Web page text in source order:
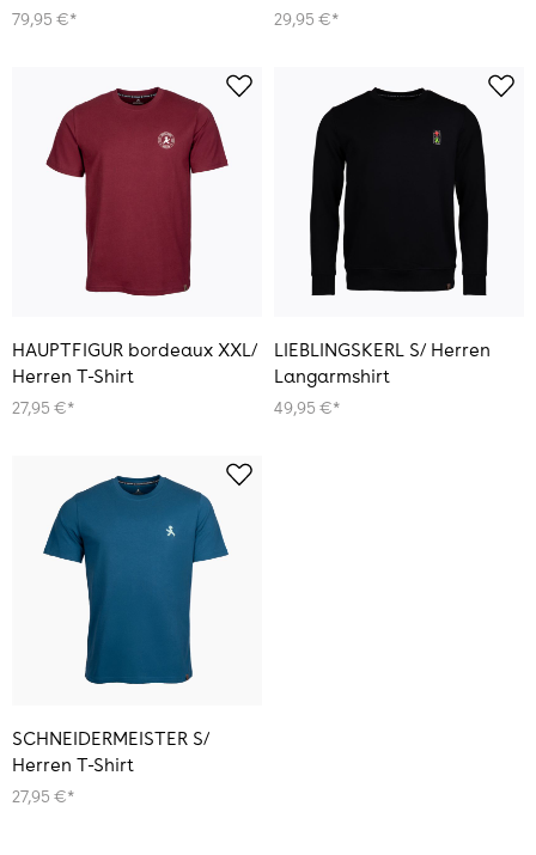
79,95 €* 29,95 €*
HAUPTFIGUR bordeaux XXL/
Herren T-Shirt
27,95 €*
LIEBLINGSKERL S/ Herren
Langarmshirt
49,95 €*
SCHNEIDERMEISTER S/
Herren T-Shirt
27,95 €*